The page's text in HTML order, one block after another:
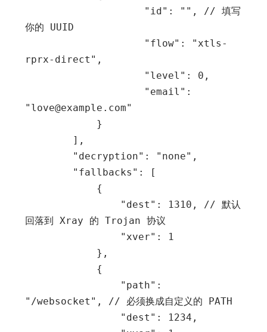
你的 UUID
rprx-direct",
"love@example.com"
回落到 Xray 的 Trojan 协议
"/websocket", // 必须换成自定义的 PATH